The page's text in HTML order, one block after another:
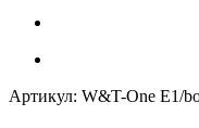
Артикул: W&T-One E1/